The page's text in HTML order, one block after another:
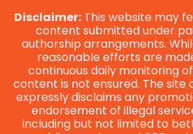
Disclaimer:This website may
content submitted under
authorship arrangements.
reasonable efforts are
continuous daily monitoring
content is not ensured. The site
expressly disclaims any
endorsement of illegal
including but not limited to